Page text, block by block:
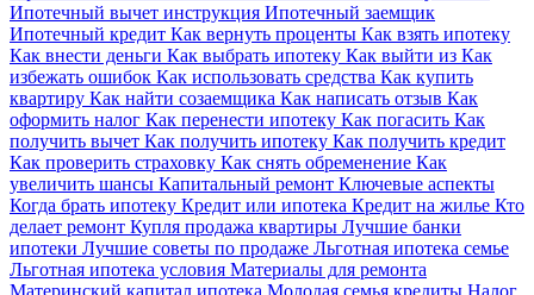
Ипотечный вычет инструкция Ипотечный заемщик
Ипотечный кредит Как вернуть проценты Как взять ипотеку
Как внести деньги Как выбрать ипотеку Как выйти из Как
избежать ошибок Как использовать средства Как купить
квартиру Как найти созаемщика Как написать отзыв Как
оформить налог Как перенести ипотеку Как погасить Как
получить вычет Как получить ипотеку Как получить кредит
Как проверить страховку Как снять обременение Как
увеличить шансы Капитальный ремонт Ключевые аспекты
Когда брать ипотеку Кредит или ипотека Кредит на жилье Кто
делает ремонт Купля продажа квартиры Лучшие банки
ипотеки Лучшие советы по продаже Льготная ипотека семье
Льготная ипотека условия Материалы для ремонта
Материнский капитал ипотека Молодая семья кредиты Налог